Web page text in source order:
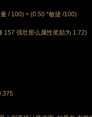
/ 100) + (0.50 *敏捷 /100)
157 强壮那么属性奖励为 1.72)